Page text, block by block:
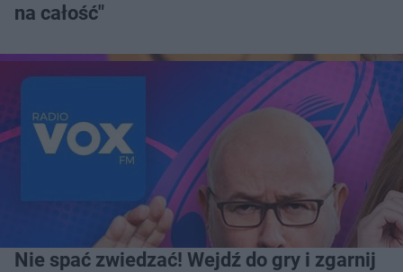
na całość"
Nie spać zwiedzać! Wejdź do gry i zgarnij